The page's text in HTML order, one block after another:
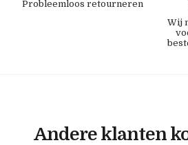
Probleemloos retourneren
Wij
Andere klanten